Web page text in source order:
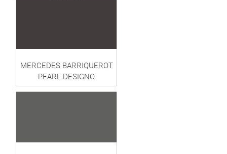
MERCEDES BARRIQUEROT
PEARL DESIGNO